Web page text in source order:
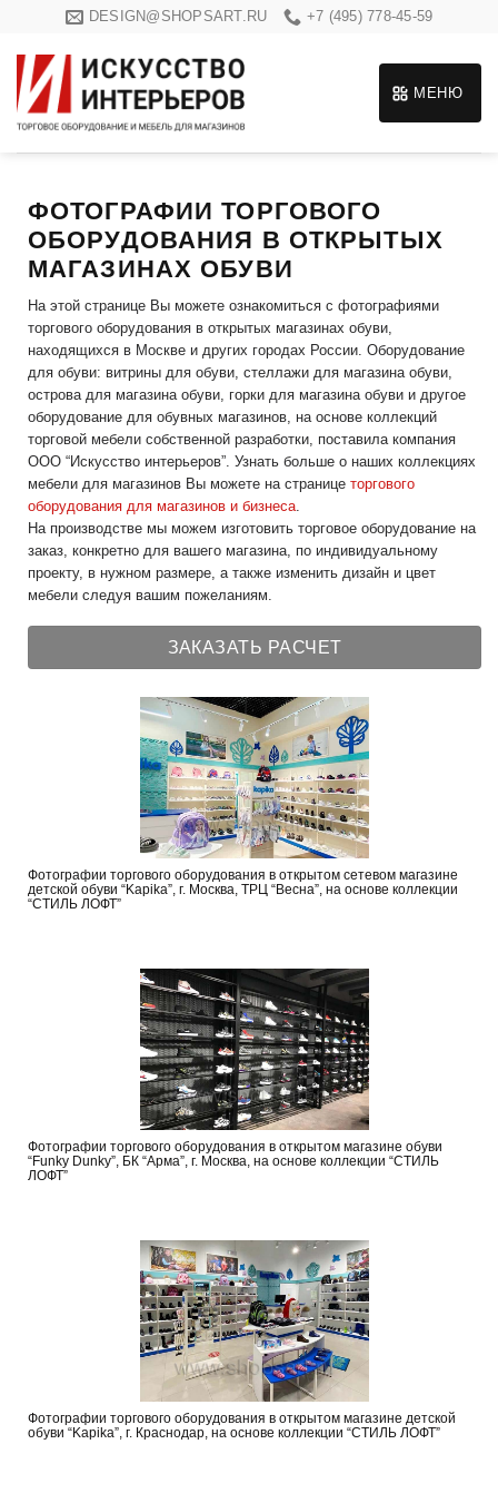
content
DESIGN@SHOPSART.RU +7 (495) 778-45-59
МЕНЮ
ФОТОГРАФИИ ТОРГОВОГО
ОБОРУДОВАНИЯ В ОТКРЫТЫХ
МАГАЗИНАХ ОБУВИ
На этой странице Вы можете ознакомиться с фотографиями
торгового оборудования в открытых магазинах обуви,
находящихся в Москве и других городах России. Оборудование
для обуви: витрины для обуви, стеллажи для магазина обуви,
острова для магазина обуви, горки для магазина обуви и другое
оборудование для обувных магазинов, на основе коллекций
торговой мебели собственной разработки, поставила компания
ООО “Искусство интерьеров”. Узнать больше о наших коллекциях
мебели для магазинов Вы можете на странице торгового
оборудования для магазинов и бизнеса.
На производстве мы можем изготовить торговое оборудование на
заказ, конкретно для вашего магазина, по индивидуальному
проекту, в нужном размере, а также изменить дизайн и цвет
мебели следуя вашим пожеланиям.
ЗАКАЗАТЬ РАСЧЕТ
Фотографии торгового оборудования в открытом сетевом магазине
детской обуви “Kapika”, г. Москва, ТРЦ “Весна”, на основе коллекции
“СТИЛЬ ЛОФТ”
Фотографии торгового оборудования в открытом магазине обуви
“Funky Dunky”, БК “Арма”, г. Москва, на основе коллекции “СТИЛЬ
ЛОФТ”
Фотографии торгового оборудования в открытом магазине детской
обуви “Kapika”, г. Краснодар, на основе коллекции “СТИЛЬ ЛОФТ”